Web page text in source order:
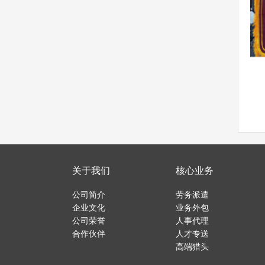
关于我们
公司简介
企业文化
公司荣誉
合作伙伴
核心业务
劳务派遣
业务外包
人事代理
人才专送
高端猎头